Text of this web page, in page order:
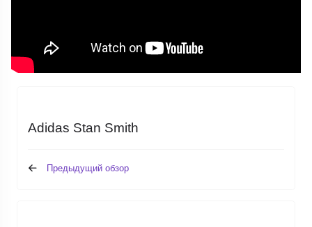
Adidas Stan Smith
Предыдущий обзор